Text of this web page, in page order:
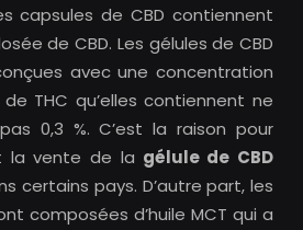
capsules de CBD contiennent
de CBD. Les gélules de CBD
avec une concentration
THC qu’elles contiennent ne
0,3 %. C’est la raison pour
la vente de la gélule de CBD
certains pays. D’autre part, les
composées d’huile MCT qui a